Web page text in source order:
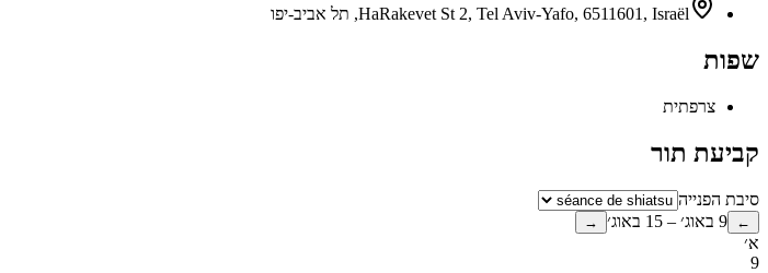
HaRakevet St 2, Tel Aviv-Yafo, 6511601, Israël, תל אביב-יפו
שפות
צרפתית
קביעת תור
סיבת הפנייה
← 9 באוג׳ – 15 באוג׳ →
א׳
9